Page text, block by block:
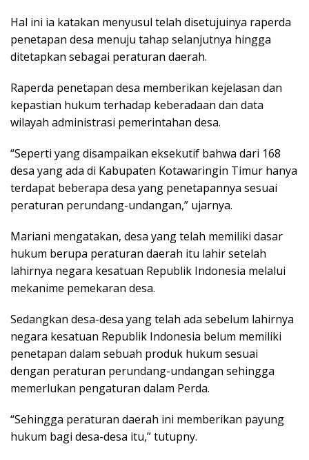
Hal ini ia katakan menyusul telah disetujuinya raperda
penetapan desa menuju tahap selanjutnya hingga
ditetapkan sebagai peraturan daerah.
Raperda penetapan desa memberikan kejelasan dan
kepastian hukum terhadap keberadaan dan data
wilayah administrasi pemerintahan desa.
“Seperti yang disampaikan eksekutif bahwa dari 168
desa yang ada di Kabupaten Kotawaringin Timur hanya
terdapat beberapa desa yang penetapannya sesuai
peraturan perundang-undangan,” ujarnya.
Mariani mengatakan, desa yang telah memiliki dasar
hukum berupa peraturan daerah itu lahir setelah
lahirnya negara kesatuan Republik Indonesia melalui
mekanime pemekaran desa.
Sedangkan desa-desa yang telah ada sebelum lahirnya
negara kesatuan Republik Indonesia belum memiliki
penetapan dalam sebuah produk hukum sesuai
dengan peraturan perundang-undangan sehingga
memerlukan pengaturan dalam Perda.
“Sehingga peraturan daerah ini memberikan payung
hukum bagi desa-desa itu,” tutupny.